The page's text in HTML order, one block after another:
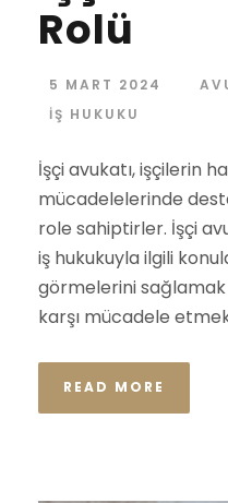
Rolü
5 MART 2024
İŞ HUKUKU
İşçi avukatı, işçilerin
mücadelelerinde
role sahiptirler. İşçi
iş hukukuyla ilgili
görmelerini
karşı mücadele
READ MORE